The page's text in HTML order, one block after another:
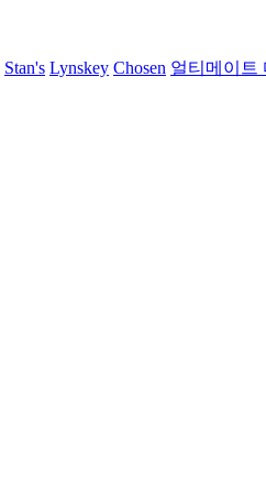
Stan's Lynskey Chosen 얼티메이트